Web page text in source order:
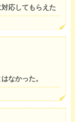
応してもらえた
なかった。